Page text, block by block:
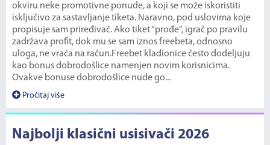
okviru neke promotivne ponude, a koji se može iskoristiti
isključivo za sastavljanje tiketa. Naravno, pod uslovima koje
propisuje sam priređivač. Ako tiket “prođe”, igrač po pravilu
zadržava profit, dok mu se sam iznos freebeta, odnosno
uloga, ne vraća na račun.Freebet kladionice često dodeljuju
kao bonus dobrodošlice namenjen novim korisnicima.
Ovakve bonuse dobrodošlice nude go...
Pročitaj više
Najbolji klasični usisivači 2026